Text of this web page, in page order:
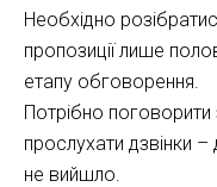
Необхідно
пропозиції лише
етапу обговорення.
Потрібно
прослухати дзвінки
не вийшло.